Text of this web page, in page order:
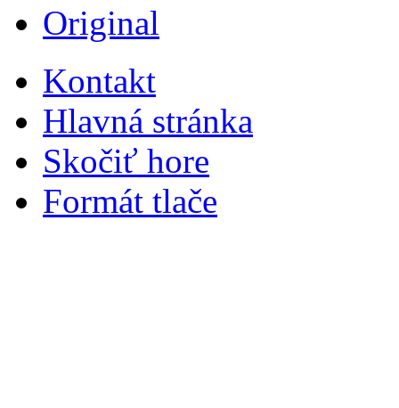
Original
Kontakt
Hlavná stránka
Skočiť hore
Formát tlače